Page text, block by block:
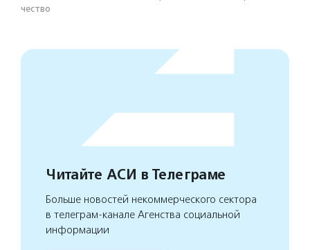
чест­во
Читайте АСИ в Телеграме
Больше новостей некоммерческого сектора
в телеграм-канале Агенства социальной
информации